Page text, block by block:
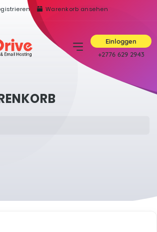
Warenkorb ansehen
Einloggen
+2776 629 2943